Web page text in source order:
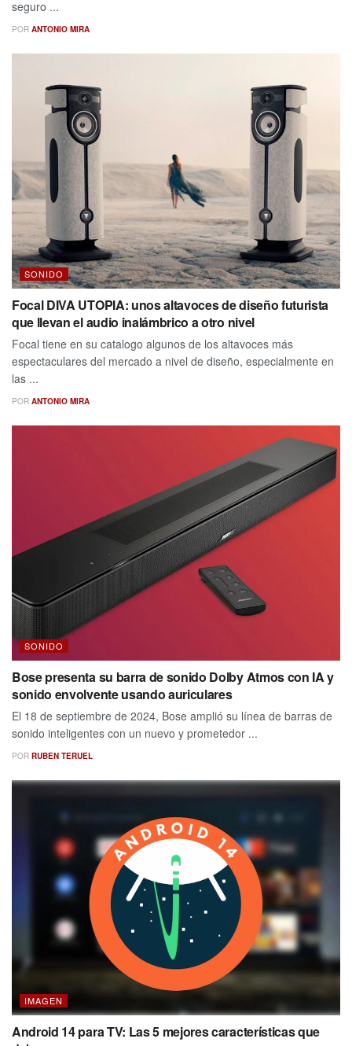
seguro ...
POR ANTONIO MIRA
SONIDO
Focal DIVA UTOPIA: unos altavoces de diseño futurista
que llevan el audio inalámbrico a otro nivel
Focal tiene en su catalogo algunos de los altavoces más
espectaculares del mercado a nivel de diseño, especialmente en
las ...
POR ANTONIO MIRA
SONIDO
Bose presenta su barra de sonido Dolby Atmos con IA y
sonido envolvente usando auriculares
El 18 de septiembre de 2024, Bose amplió su línea de barras de
sonido inteligentes con un nuevo y prometedor ...
POR RUBEN TERUEL
IMAGEN
Android 14 para TV: Las 5 mejores características que